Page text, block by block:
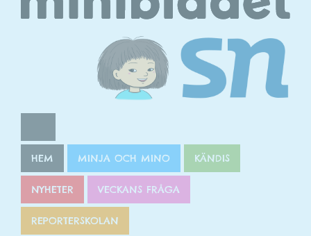
HEM MINJA OCH MINO KÄNDIS
NYHETER VECKANS FRÅGA
REPORTERSKOLAN